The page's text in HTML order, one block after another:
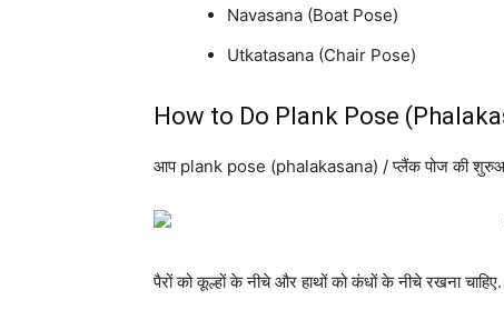
Navasana (Boat Pose)
Utkatasana (Chair Pose)
How to Do Plank Pose
आप plank pose (phalakasana) / प्लैंक पोज की
पैरों को कूल्हों के नीचे और हाथों को कंधों के नीचे रखना